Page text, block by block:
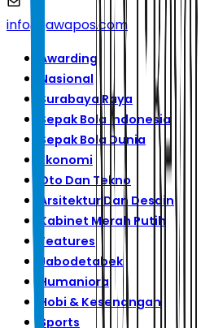
info@jawapos.com
Awarding
Nasional
Surabaya Raya
Sepak Bola Indonesia
Sepak Bola Dunia
Ekonomi
Oto Dan Tekno
Arsitektur Dan Desain
Kabinet Merah Putih
Features
Jabodetabek
Humaniora
Hobi & Kesenangan
Sports